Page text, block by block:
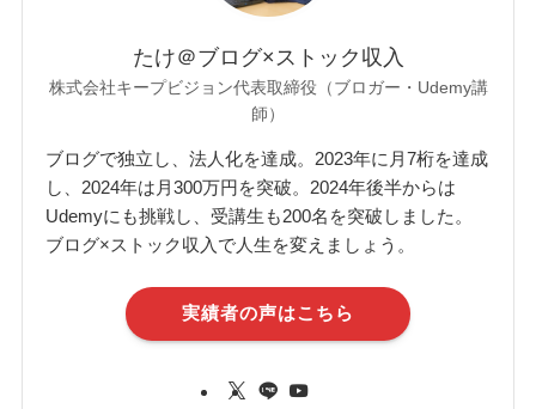
たけ＠ブログ×ストック収入
株式会社キープビジョン代表取締役（ブロガー・Udemy講
師）
ブログで独立し、法人化を達成。2023年に月7桁を達成
し、2024年は月300万円を突破。2024年後半からは
Udemyにも挑戦し、受講生も200名を突破しました。
ブログ×ストック収入で人生を変えましょう。
実績者の声はこちら